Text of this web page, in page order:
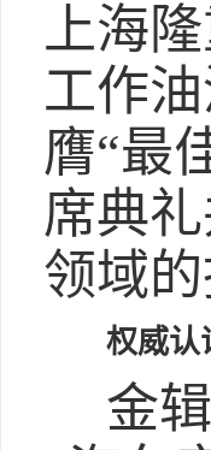
上海
工作
膺“最
席典
领域
权威认
金